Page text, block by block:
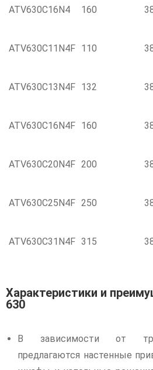
ATV630C16N4 160
ATV630C11N4F 110
ATV630C13N4F 132
ATV630C16N4F 160
ATV630C20N4F 200
ATV630C25N4F 250
ATV630C31N4F 315
Характеристики и
630
В зависимости от
предлагаются настенные